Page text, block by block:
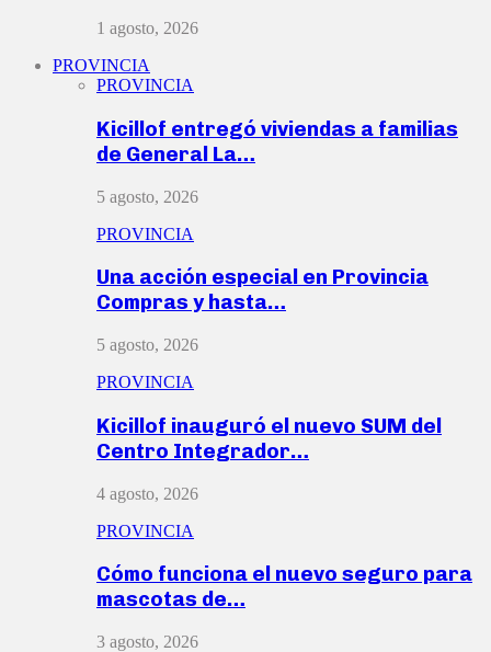
1 agosto, 2026
PROVINCIA
PROVINCIA
Kicillof entregó viviendas a familias
de General La…
5 agosto, 2026
PROVINCIA
Una acción especial en Provincia
Compras y hasta…
5 agosto, 2026
PROVINCIA
Kicillof inauguró el nuevo SUM del
Centro Integrador…
4 agosto, 2026
PROVINCIA
Cómo funciona el nuevo seguro para
mascotas de…
3 agosto, 2026